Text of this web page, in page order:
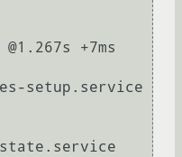
+7ms
setup.service